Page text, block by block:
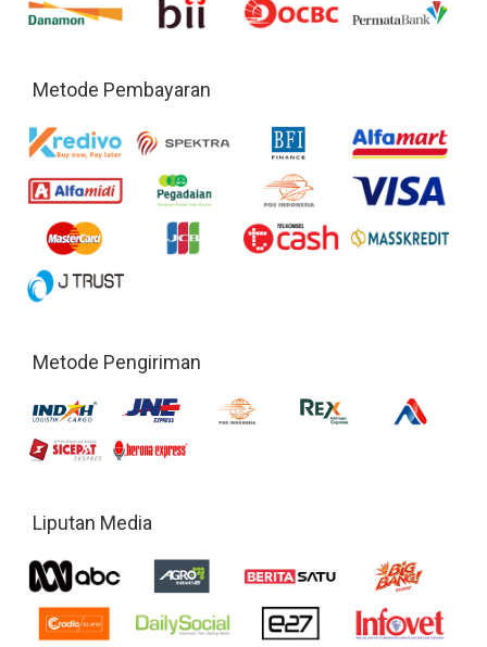
Metode Pembayaran
Metode Pengiriman
Liputan Media